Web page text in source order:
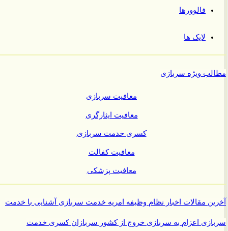
فالوورها
لایک ها
ویژه سربازی
معافیت سربازی
معافیت ایثارگری
کسری خدمت سربازی
معافیت کفالت
معافیت پزشکی
مقالاتاخبار نظام وظیفهامریهخدمت سربازیآشنایی با خدمت
اعزام به سربازیخروج از کشور سربازانکسری خدمت